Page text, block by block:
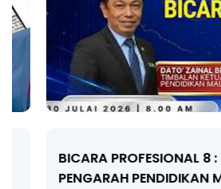
BICARA PROFESIONAL 8 :
PENGARAH PENDIDIKAN